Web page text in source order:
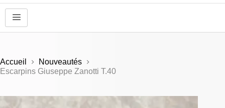
Accueil
Nouveautés
Escarpins Giuseppe Zanotti T.40